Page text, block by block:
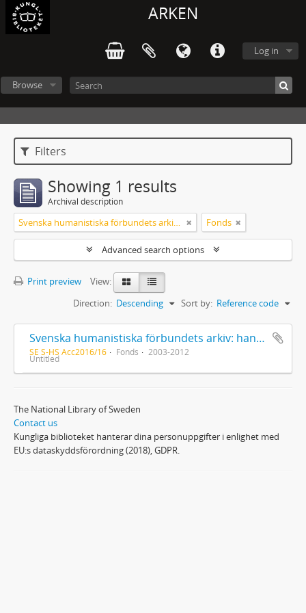
ARKEN
Log in
Browse
Filters
Showing 1 results
Archival description
Svenska humanistiska förbundets arkiv: handlingar 2003-2012 Fonds
Advanced search options
Print preview
View:
Sort by: Reference code
Direction: Descending
Svenska humanistiska förbundets arkiv: handlingar 2003-2012
SE S-HS Acc2016/16 Fonds 2003-2012
Untitled
The National Library of Sweden
Contact us
Kungliga biblioteket hanterar dina personuppgifter i enlighet med
EU:s dataskyddsförordning (2018), GDPR.